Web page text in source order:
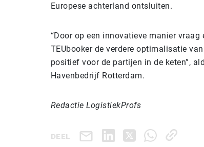
Europese achterland ontsluiten.
“Door op een innovatieve manier
TEUbooker de verdere optimalisatie
positief voor de partijen in de keten”,
Havenbedrijf Rotterdam.
Redactie LogistiekProfs
DEEL